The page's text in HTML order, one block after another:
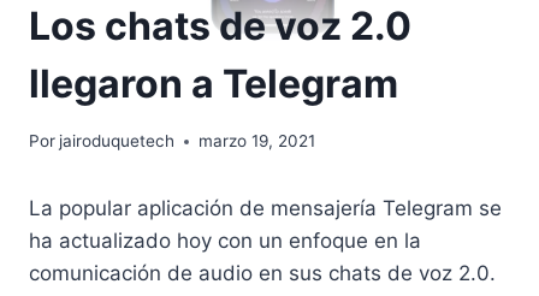
Los chats de voz 2.0
llegaron a Telegram
Por jairoduquetech marzo 19, 2021
La popular aplicación de mensajería Telegram se
ha actualizado hoy con un enfoque en la
comunicación de audio en sus chats de voz 2.0.